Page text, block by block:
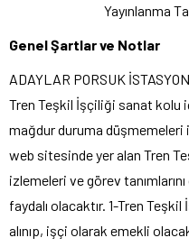
Yayınlanma
Genel Şartlar ve Notlar
ADAYLAR PORSUK
Tren Teşkil İşçiliği sanat kolu
mağdur duruma düşmemeleri
web sitesinde yer alan Tren
izlemeleri ve görev
faydalı olacaktır. 1-Tren
alınıp, işçi olarak emekli